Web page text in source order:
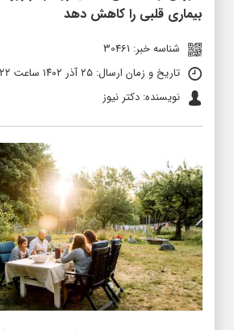
بیماری قلبی را کاهش دهد
شناسه خبر: 30461
تاریخ و زمان ارسال: ۲۵ آذر ۱۴۰۲ ساعت ۰۹:۲۲
نویسنده: دکتر نیوز